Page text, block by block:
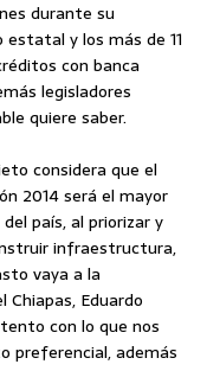
durante su
y los más de 11
con banca
legisladores
quiere saber.
considera que el
2014 será el mayor
país, al priorizar y
infraestructura,
vaya a la
Chiapas, Eduardo
con lo que nos
preferencial, además